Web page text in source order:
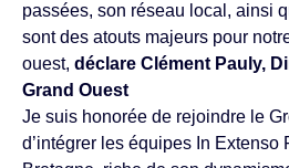
passées, son réseau local, ainsi
sont des atouts majeurs pour
ouest, déclare Clément Pauly,
Grand Ouest
Je suis honorée de rejoindre le
d’intégrer les équipes In Extenso